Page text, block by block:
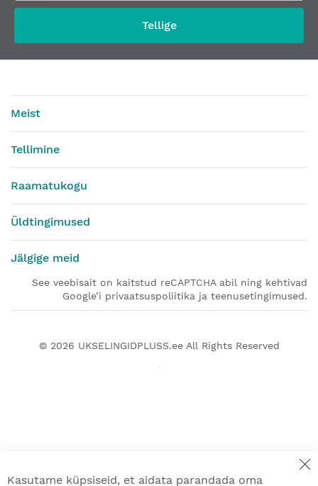
Tellige
Meist
Tellimine
Raamatukogu
Üldtingimused
Jälgige meid
See veebisait on kaitstud reCAPTCHA abil ning kehtivad
Google’i privaatsuspoliitika ja teenusetingimused.
© 2026 UKSELINGIDPLUSS.eeAll Rights Reserved
Kasutame küpsiseid, et aidata parandada oma